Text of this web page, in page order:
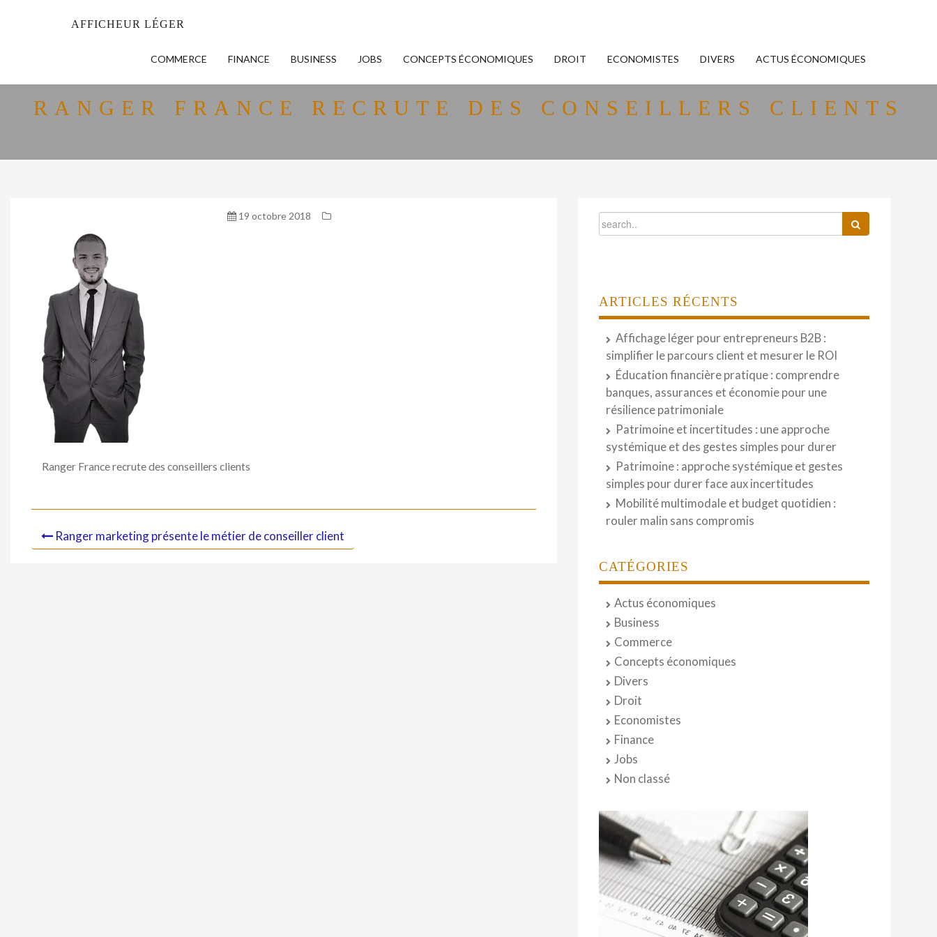
AFFICHEUR LÉGER
COMMERCE FINANCE BUSINESS JOBS CONCEPTS ÉCONOMIQUES DROIT ECONOMISTES DIVERS ACTUS ÉCONOMIQUES
RANGER FRANCE RECRUTE DES CONSEILLERS CLIENTS
19 octobre 2018
Ranger France recrute des conseillers clients
Ranger marketing présente le métier de conseiller client
ARTICLES RÉCENTS
Affichage léger pour entrepreneurs B2B :
simplifier le parcours client et mesurer le ROI
Éducation financière pratique : comprendre
banques, assurances et économie pour une
résilience patrimoniale
Patrimoine et incertitudes : une approche
systémique et des gestes simples pour durer
Patrimoine : approche systémique et gestes
simples pour durer face aux incertitudes
Mobilité multimodale et budget quotidien :
rouler malin sans compromis
CATÉGORIES
Actus économiques
Business
Commerce
Concepts économiques
Divers
Droit
Economistes
Finance
Jobs
Non classé